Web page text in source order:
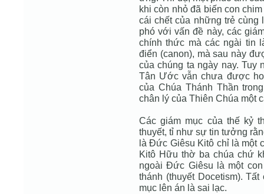
khi còn nhỏ đã biến con
cái chết của những trẻ
phó với vấn đề này, các
chính thức mà các ngài tin
điển (canon), mà sau này
của chúng ta ngày nay. Tuy
Tân Ước vẫn chưa được
của Chúa Thánh Thần
chân lý của Thiên Chúa một
Các giám mục của thế kỷ
thuyết, tỉ như sự tin tưởng
là Ðức Giêsu Kitô chỉ là
Kitô Hữu thờ ba chúa chứ
ngoài Ðức Giêsu là một
thánh (thuyết Docetism).
mục lên án là sai lạc.